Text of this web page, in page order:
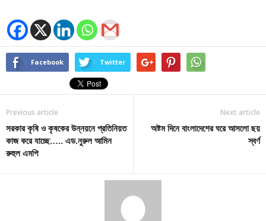
Facebook Twitter
Previous article
সরকার কৃষি ও কৃষকের উন্নয়নে প্রতিনিয়ত
কাজ করে যাচ্ছে….. এড.নুরুল আমিন
রুহুল এমপি
Next article
অষ্টম দিনে বাংলাদেশের ঘরে আসলো ছয়
স্বর্ণ